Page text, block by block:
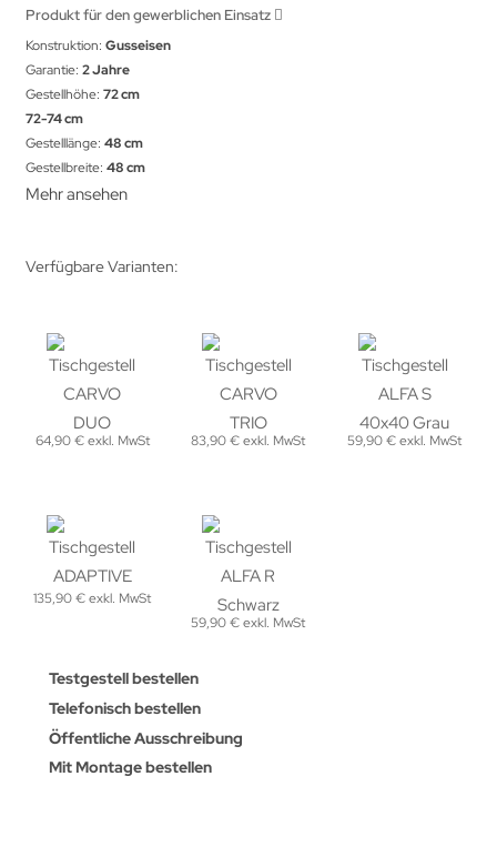
Produkt für den gewerblichen Einsatz
Konstruktion: Gusseisen
Garantie: 2 Jahre
Gestellhöhe: 72 cm
72-74 cm
Gestelllänge: 48 cm
Gestellbreite: 48 cm
Mehr ansehen
Verfügbare Varianten:
64,90 € exkl. MwSt 83,90 € exkl. MwSt 59,90 € exkl. MwSt
135,90 € exkl. MwSt
59,90 € exkl. MwSt
Testgestell bestellen
Telefonisch bestellen
Öffentliche Ausschreibung
Mit Montage bestellen